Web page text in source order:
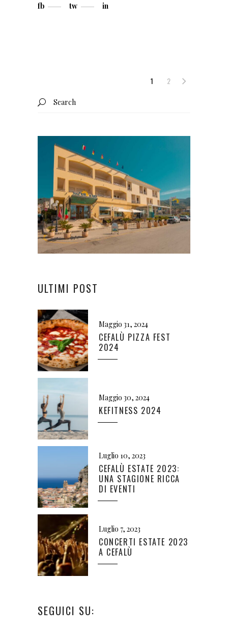
fb tw in
1 2
Search
for:
ULTIMI POST
Maggio 31, 2024
CEFALÙ PIZZA FEST
2024
Maggio 30, 2024
KEFITNESS 2024
Luglio 10, 2023
CEFALÙ ESTATE 2023:
UNA STAGIONE RICCA
DI EVENTI
Luglio 7, 2023
CONCERTI ESTATE 2023
A CEFALÙ
SEGUICI SU: